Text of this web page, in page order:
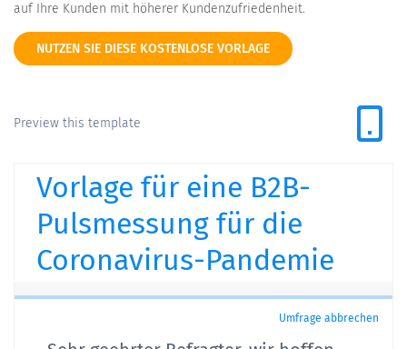
auf Ihre Kunden mit höherer Kundenzufriedenheit.
NUTZEN SIE DIESE KOSTENLOSE VORLAGE
Preview this template